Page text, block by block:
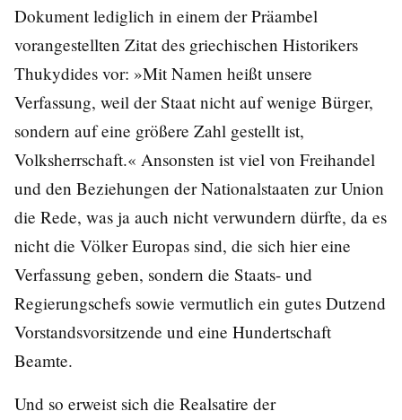
Dokument lediglich in einem der Präambel
vorangestellten Zitat des griechischen Historikers
Thukydides vor: »Mit Namen heißt unsere
Verfassung, weil der Staat nicht auf wenige Bürger,
sondern auf eine größere Zahl gestellt ist,
Volksherrschaft.« Ansonsten ist viel von Freihandel
und den Beziehungen der Nationalstaaten zur Union
die Rede, was ja auch nicht verwundern dürfte, da es
nicht die Völker Europas sind, die sich hier eine
Verfassung geben, sondern die Staats- und
Regierungschefs sowie vermutlich ein gutes Dutzend
Vorstandsvorsitzende und eine Hundertschaft
Beamte.
Und so erweist sich die Realsatire der